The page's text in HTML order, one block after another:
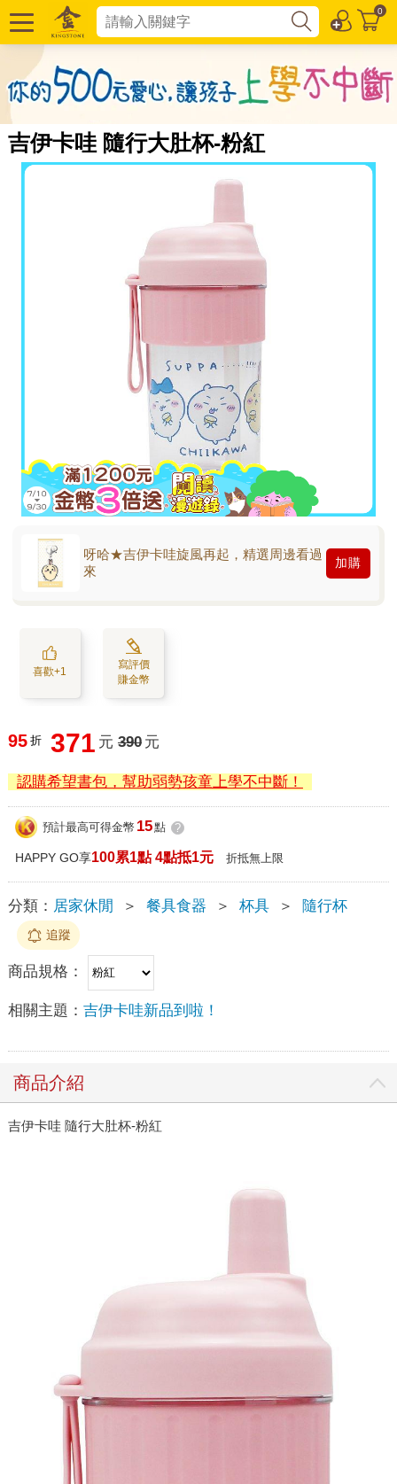
0
吉伊卡哇 隨行大肚杯-粉紅
呀哈★吉伊卡哇旋風再起，精選周邊看過
來
加購
喜歡+1
寫評價
賺金幣
95 折 371 元 390 元
認購希望書包，幫助弱勢孩童上學不中斷！
預計最高可得金幣 15點 ?
HAPPY GO享100累1點 4點抵1元 折抵無上限
分類： 居家休閒 ＞ 餐具食器 ＞ 杯具 ＞ 隨行杯
追蹤
商品規格：
相關主題： 吉伊卡哇新品到啦！
商品介紹
吉伊卡哇 隨行大肚杯-粉紅